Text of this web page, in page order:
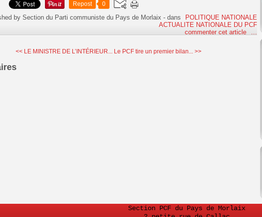
Repost 0
by Section du Parti communiste du Pays de Morlaix -dans
POLITIQUE NATIONALE
ACTUALITE NATIONALE DU PCF
commenter cet article
…
<< LE MINISTRE DE L’INTÉRIEUR... Le PCF tire un premier bilan... >>
Section PCF du Pays de Morlaix